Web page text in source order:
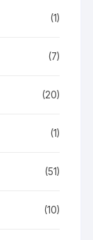
(1)
(7)
(20)
(1)
(51)
(10)